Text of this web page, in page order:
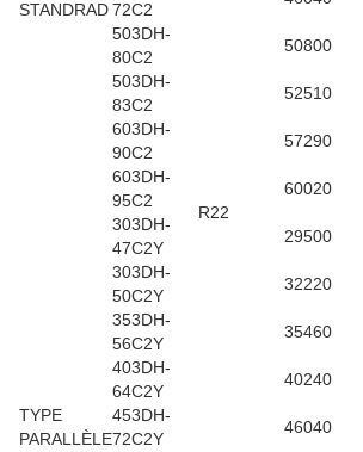
STANDRAD
R22
72C2
503DH-
80C2
50800
503DH-
83C2
52510
603DH-
90C2
57290
603DH-
95C2
60020
TYPE
PARALLÈLE
303DH-
47C2Y
29500
303DH-
50C2Y
32220
353DH-
56C2Y
35460
403DH-
64C2Y
40240
453DH-
72C2Y
46040